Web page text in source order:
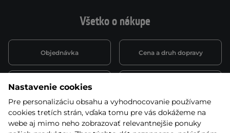
Všetko o nákupe
Objednávka Cena a druh dopravy
Spôsob platby
Montáž a servis Reklamácie a záruka
Nastavenie cookies
Pre personalizáciu obsahu a vyhodnocovanie používame
cookies tretích strán, vďaka tomu pre vás dokážeme na
webe aj mimo neho zobrazovať relevantnejšie ponuky